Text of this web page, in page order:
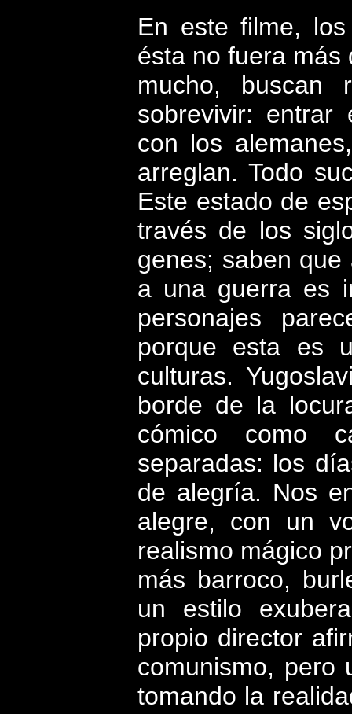
En este filme,
ésta no fuera más
mucho, buscan
sobrevivir: entrar
con los
arreglan. Todo
Este estado de
través de los
genes; saben
a una guerra es
personajes
porque esta es
culturas.
borde de la
cómico como
separadas: los
de alegría. Nos
alegre, con un
realismo mágico
más barroco,
un estilo
propio director
comunismo, pero
tomando la